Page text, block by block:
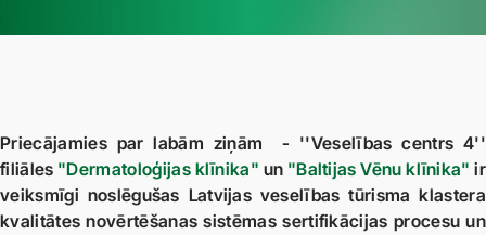
Priecājamies par labām ziņām - ''Veselības centrs 4''
filiāles "Dermatoloģijas klīnika" un "Baltijas Vēnu klīnika" ir
veiksmīgi noslēgušas Latvijas veselības tūrisma klastera
kvalitātes novērtēšanas sistēmas sertifikācijas procesu un